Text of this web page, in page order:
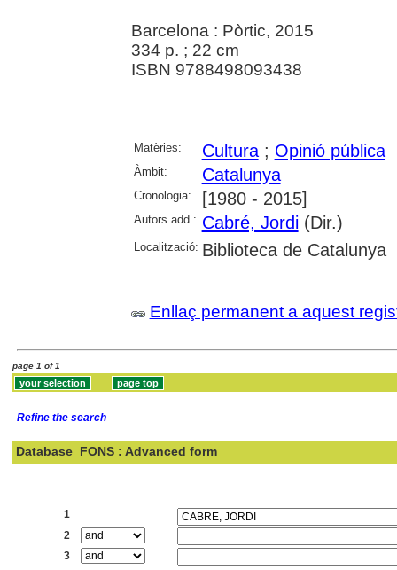
Barcelona : Pòrtic, 2015
334 p. ; 22 cm
ISBN 9788498093438
Matèries: Cultura; Opinió pública
Àmbit: Catalunya
Cronologia: [1980 - 2015]
Autors add.: Cabré, Jordi(Dir.)
Localització: Biblioteca de Catalunya
Enllaç permanent a aquest
page 1 of 1
Refine the search
Database FONS : Advanced form
1
2
3